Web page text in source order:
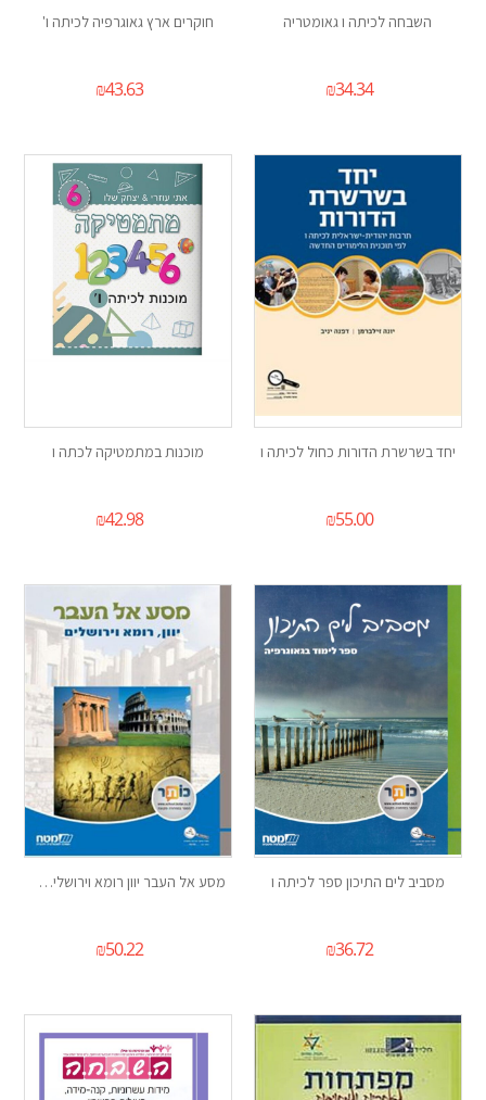
השבחה לכיתה ו גאומטריה
₪34.34
חוקרים ארץ גאוגרפיה לכיתה ו'
₪43.63
יחד בשרשרת הדורות כחול לכיתה ו
₪55.00
מוכנות במתמטיקה לכתה ו
₪42.98
מסביב לים התיכון ספר לכיתה ו
₪36.72
מסע אל העבר יוון רומא וירושלים כיתה ו
₪50.22